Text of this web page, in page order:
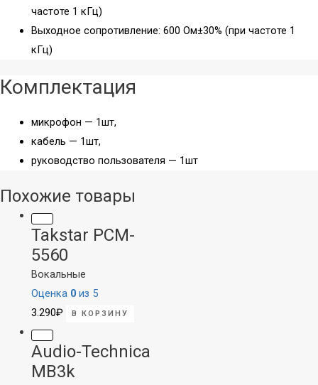
частоте 1 кГц)
Выходное сопротивление: 600 Ом±30% (при частоте 1
кГц)
Комплектация
микрофон — 1шт,
кабель — 1шт,
руководство пользователя — 1шт
Похожие товары
Takstar PCM-
5560
Вокальные
Оценка 0из 5
3.290₽ В КОРЗИНУ
Audio-Technica
MB3k